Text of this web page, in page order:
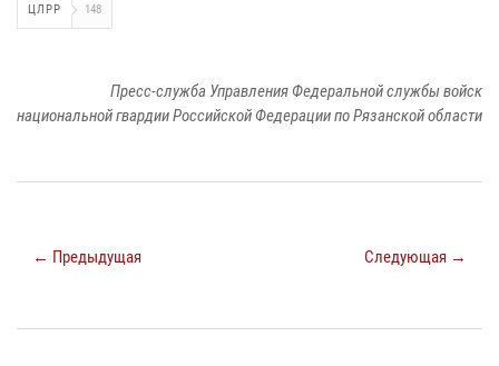
ЦЛРР 148
Пресс-служба Управления Федеральной службы войск
национальной гвардии Российской Федерации по Рязанской области
← Предыдущая Следующая →